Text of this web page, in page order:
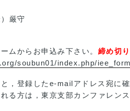
厳守
ムからお申込み下さい。 締め切
soubun01/index.php/
，登録したe-mailアドレス宛に
る方は，東京支部カンファレン